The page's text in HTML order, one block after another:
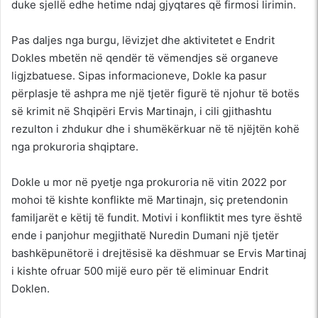
duke sjellë edhe hetime ndaj gjyqtares që firmosi lirimin.
Pas daljes nga burgu, lëvizjet dhe aktivitetet e Endrit
Dokles mbetën në qendër të vëmendjes së organeve
ligjzbatuese. Sipas informacioneve, Dokle ka pasur
përplasje të ashpra me një tjetër figurë të njohur të botës
së krimit në Shqipëri Ervis Martinajn, i cili gjithashtu
rezulton i zhdukur dhe i shumëkërkuar në të njëjtën kohë
nga prokuroria shqiptare.
Dokle u mor në pyetje nga prokuroria në vitin 2022 por
mohoi të kishte konflikte më Martinajn, siç pretendonin
familjarët e këtij të fundit. Motivi i konfliktit mes tyre është
ende i panjohur megjithatë Nuredin Dumani një tjetër
bashkëpunëtorë i drejtësisë ka dëshmuar se Ervis Martinaj
i kishte ofruar 500 mijë euro për të eliminuar Endrit
Doklen.